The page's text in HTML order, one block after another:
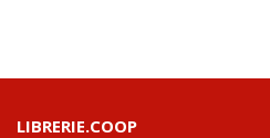
LIBRERIE.COOP